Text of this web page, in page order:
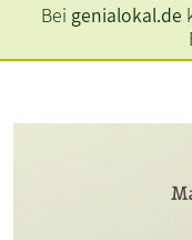
Bei genialokal.de